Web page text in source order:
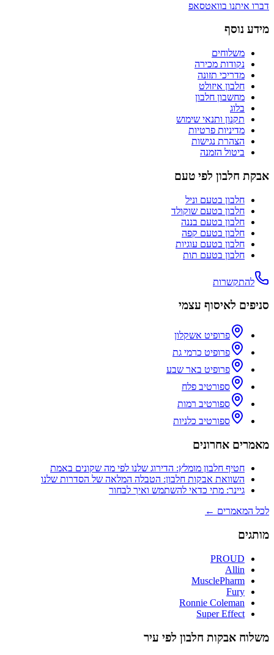
דברו איתנו בוואטסאפ
מידע נוסף
משלוחים
נקודות מכירה
מדריכי תזונה
חלבון איזולט
מחשבון חלבון
בלוג
תקנון ותנאי שימוש
מדיניות פרטיות
הצהרת נגישות
ביטול הזמנה
אבקת חלבון לפי טעם
חלבון בטעם וניל
חלבון בטעם שוקולד
חלבון בטעם בננה
חלבון בטעם קפה
חלבון בטעם עוגיות
חלבון בטעם תות
להתקשרות
סניפים לאיסוף עצמי
פרופיט אשקלון
פרופיט כרמי גת
פרופיט באר שבע
ספורטיב פלח
ספורטיב רמות
ספורטיב כלניות
מאמרים אחרונים
חטיף חלבון מומלץ: הדירוג שלנו לפי מה שקונים באמת
השוואת אבקות חלבון: הטבלה המלאה של הסדרות שלנו
גיינר: מתי כדאי להשתמש ואיך לבחור
לכל המאמרים ←
מותגים
PROUD
Allin
MusclePharm
Fury
Ronnie Coleman
Super Effect
משלוח אבקות חלבון לפי עיר